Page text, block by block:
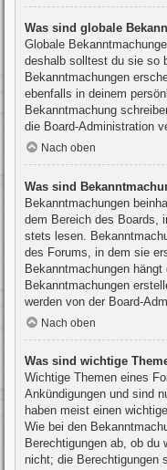
Was sind globale
Globale
deshalb solltest du sie so
Bekanntmachungen
ebenfalls in deinem
Bekanntmachung
die Board-Administration
Nach oben
Was sind
Bekanntmachungen
dem Bereich des Boards,
stets lesen.
des Forums, in dem sie
Bekanntmachungen
Bekanntmachungen
werden von der Board-
Nach oben
Was sind wichtige
Wichtige Themen eines
Ankündigungen und sind
haben meist einen
Wie bei den
Berechtigungen ab, ob du
nicht; die Berechtigungen